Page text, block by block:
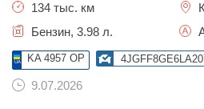
134 тыс. км
Бензин, 3.98 л.
KA 4957 OP
9.07.2026